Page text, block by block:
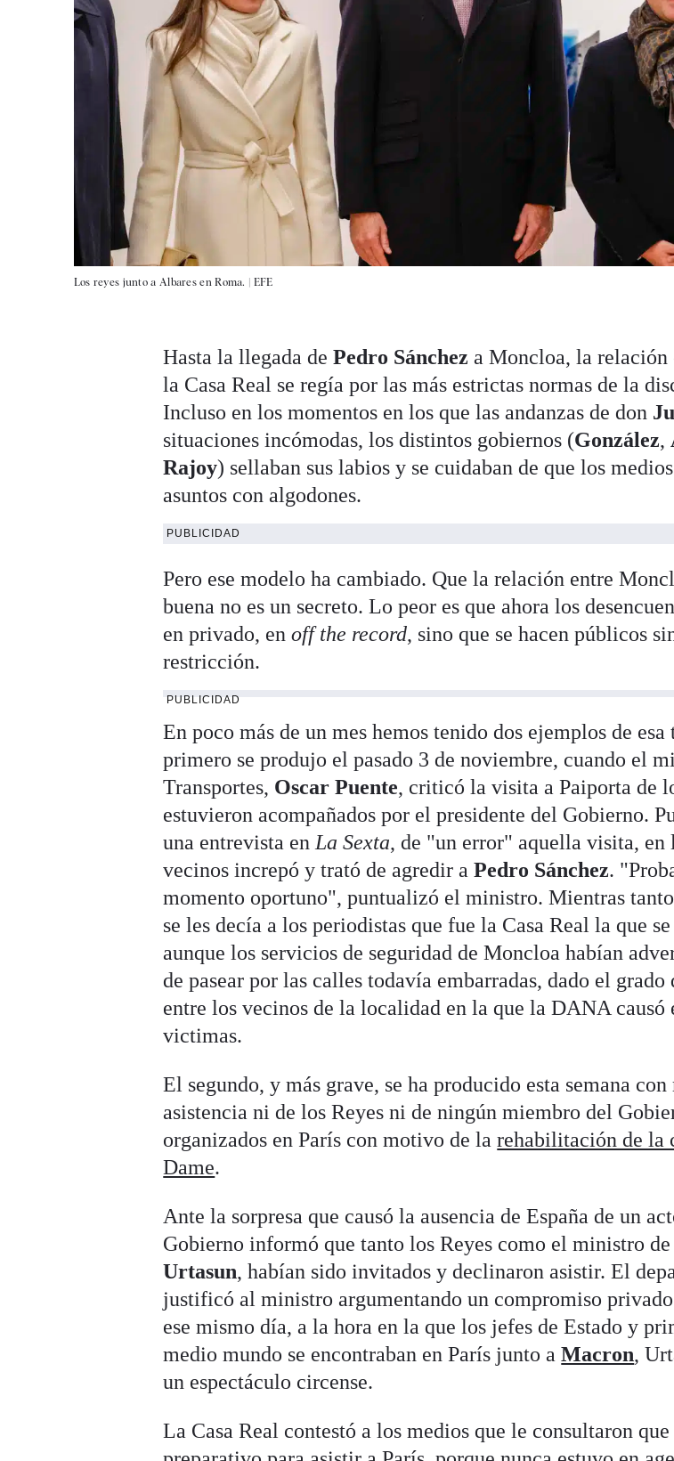
Los reyes junto a Albares en Roma. | EFE
Hasta la llegada dePedro Sánchez a Moncloa, la
la Casa Real se regía por las más estrictas normas de la
Incluso en los momentos en los que las andanzas de don
situaciones incómodas, los distintos gobiernos (González,
Rajoy) sellaban sus labios y se cuidaban de que los
asuntos con algodones.
PUBLICIDAD
Pero ese modelo ha cambiado. Que la relación entre
buena no es un secreto. Lo peor es que ahora los
en privado, enoff the record, sino que se hacen públicos
restricción.
PUBLICIDAD
En poco más de un mes hemos tenido dos ejemplos de esa
primero se produjo el pasado 3 de noviembre, cuando el
Transportes, Oscar Puente, criticó la visita a Paiporta de
estuvieron acompañados por el presidente del Gobierno.
una entrevista en La Sexta, de "un error" aquella visita, en
vecinos increpó y trató de agredir a Pedro Sánchez.
momento oportuno", puntualizó el ministro. Mientras
se les decía a los periodistas que fue la Casa Real la que
aunque los servicios de seguridad de Moncloa habían
de pasear por las calles todavía embarradas, dado el grado
entre los vecinos de la localidad en la que la DANA causó
victimas.
El segundo, y más grave, se ha producido esta semana
asistencia ni de los Reyes ni de ningún miembro del
organizados en París con motivo de larehabilitación de la
Dame.
Ante la sorpresa que causó la ausencia de España de un
Gobierno informó que tanto los Reyes como el ministro
Urtasun, habían sido invitados y declinaron asistir. El
justificó al ministro argumentando un compromiso
ese mismo día, a la hora en la que los jefes de Estado y
medio mundo se encontraban en París junto aMacron,
un espectáculo circense.
La Casa Real contestó a los medios que le consultaron